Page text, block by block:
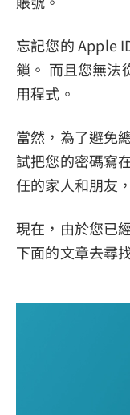
忘記您的 Apple
鎖。 而且您無法
用程式。
當然，為了避免
試把您的密碼寫
任的家人和朋友
現在，由於您已
下面的文章去尋